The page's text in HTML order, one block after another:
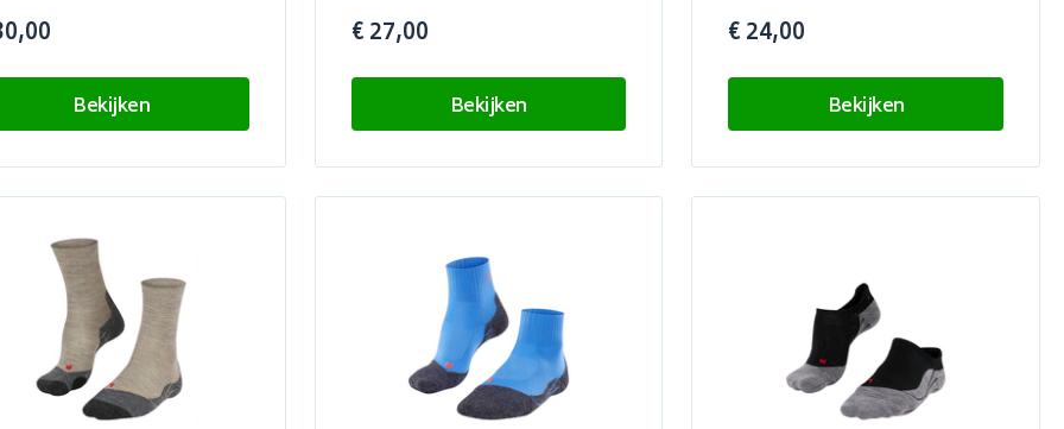
Bekijken
€ 27,00
Bekijken
€ 24,00
Bekijken